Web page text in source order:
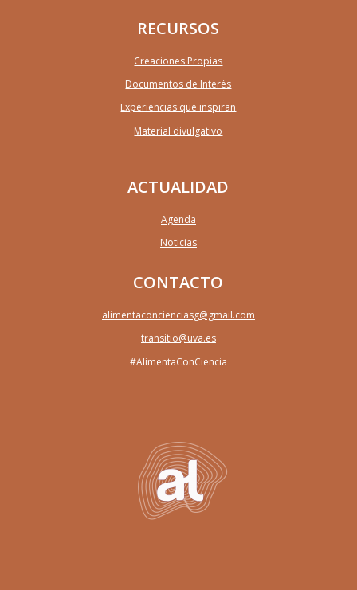
RECURSOS
Creaciones Propias
Documentos de Interés
Experiencias que inspiran
Material divulgativo
ACTUALIDAD
Agenda
Noticias
CONTACTO
alimentaconcienciasg@gmail.com
transitio@uva.es
#AlimentaConCiencia